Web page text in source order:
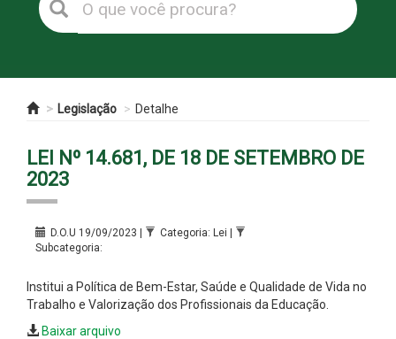
Legislação Detalhe
LEI Nº 14.681, DE 18 DE SETEMBRO DE
2023
D.O.U 19/09/2023 |
Categoria: Lei |
Subcategoria:
Institui a Política de Bem-Estar, Saúde e Qualidade de Vida no
Trabalho e Valorização dos Profissionais da Educação.
Baixar arquivo